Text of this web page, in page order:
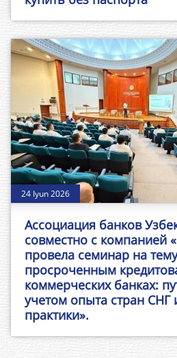
24 Iyun 2026
Ассоциация банков
совместно с компанией
провела семинар на
просроченным
коммерческих банках:
учетом опыта стран
практики».